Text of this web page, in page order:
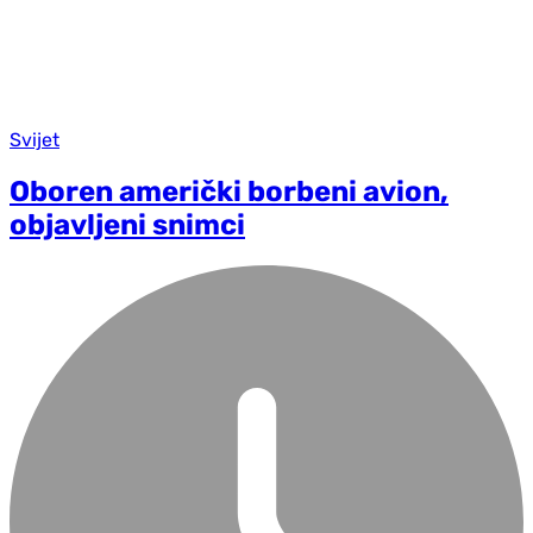
Svijet
Oboren američki borbeni avion,
objavljeni snimci